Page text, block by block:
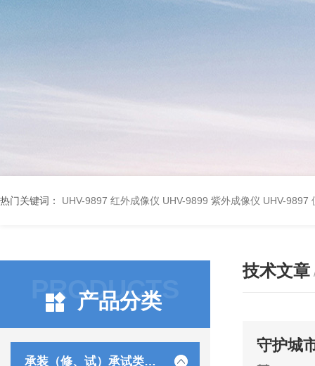
热门关键词： UHV-9897 红外成像仪 UHV-9899 紫外成像仪 UHV-9897
PRODUCTS
产品分类
承装（修、试）承试类仪器
技术文章
守护城